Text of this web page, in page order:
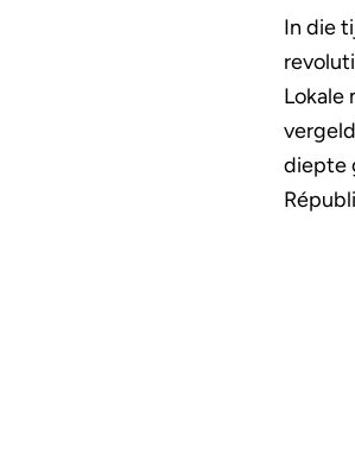
In die
Lokale
diepte